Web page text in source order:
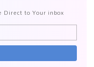
to Your inbox